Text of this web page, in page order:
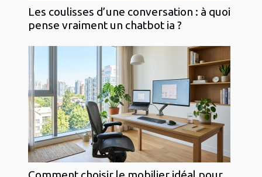
Les coulisses d’une conversation : à quoi
pense vraiment un chatbot ia ?